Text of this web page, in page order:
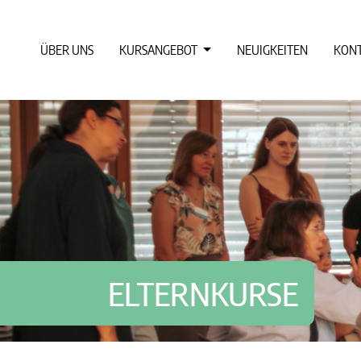
ÜBER UNS KURSANGEBOT NEUIGKEITEN
ELTERNKURSE